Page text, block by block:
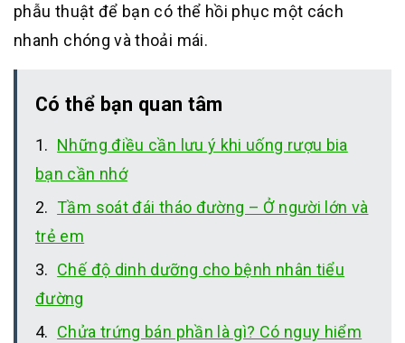
phẫu thuật để bạn có thể hồi phục một cách
nhanh chóng và thoải mái.
Có thể bạn quan tâm
Những điều cần lưu ý khi uống rượu bia
bạn cần nhớ
Tầm soát đái tháo đường – Ở người lớn và
trẻ em
Chế độ dinh dưỡng cho bệnh nhân tiểu
đường
Chửa trứng bán phần là gì? Có nguy hiểm